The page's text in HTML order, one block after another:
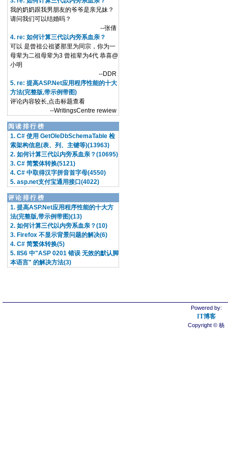
我的奶奶跟我男朋友的爷爷是亲兄妹？
请问我们可以结婚吗？
--张倩
4. re: 如何计算三代以内旁系血亲？
可以 是曾祖公祖婆那里为同宗，你为一
母辈为二祖母辈为3 曾祖辈为4代 恭喜@
小明
--DDR
5. re: 提高ASP.Net应用程序性能的十大
方法(完整版,带示例带图)
评论内容较长,点击标题查看
--WritingsCentre rewiew
阅读排行榜
1. C# 使用 GetOleDbSchemaTable 检
索架构信息(表、列、主键等)(13963)
2. 如何计算三代以内旁系血亲？(10695)
3. C# 简繁体转换(5121)
4. C# 中取得汉字拼音首字母(4550)
5. asp.net支付宝通用接口(4022)
评论排行榜
1. 提高ASP.Net应用程序性能的十大方
法(完整版,带示例带图)(13)
2. 如何计算三代以内旁系血亲？(10)
3. Firefox 不显示背景问题的解决(6)
4. C# 简繁体转换(5)
5. IIS6 中"ASP 0201 错误 无效的默认脚
本语言" 的解决方法(3)
Powered by:
IT博客
Copyright © 杨